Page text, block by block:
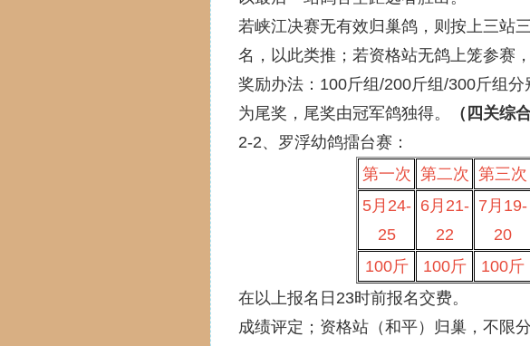
若峡江决赛无有效归巢鸽，则按上三站
名，以此类推；若资格站无鸽上笼参赛
奖励办法：100斤组/200斤组/300斤组
为尾奖，尾奖由冠军鸽独得。
（四关综
2-2、罗浮幼鸽擂台赛：
第一次 第二次 第三次
5月24-
25
6月21-
22
7月19-
20
100斤
100斤 100斤
在以上报名日23时前报名交费。
成绩评定；资格站（和平）归巢，不限